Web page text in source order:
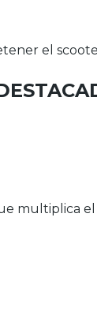
el
multiplica